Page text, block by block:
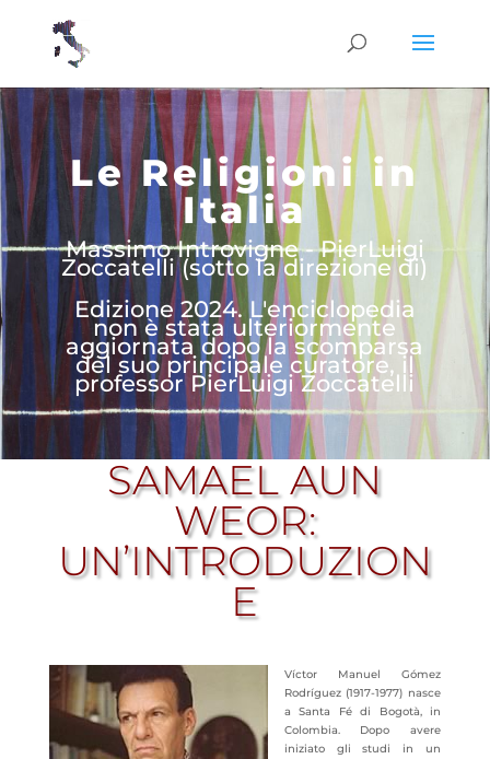
Le Religioni in
Italia
Massimo Introvigne - PierLuigi
Zoccatelli (sotto la direzione di)
Edizione 2024. L'enciclopedia
non è stata ulteriormente
aggiornata dopo la scomparsa
del suo principale curatore, il
professor PierLuigi Zoccatelli
SAMAEL AUN
WEOR:
UN’INTRODUZION
E
Víctor Manuel Gómez
Rodríguez (1917-1977) nasce
a Santa Fé di Bogotà, in
Colombia. Dopo avere
iniziato gli studi in un